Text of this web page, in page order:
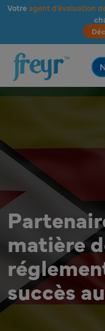
Passer au contenu
Votreagent d'évaluation
.
matière
succès